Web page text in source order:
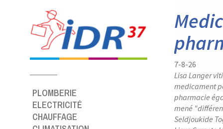
PLOMBERIE
ELECTRICITÉ
CHAUFFAGE
7-8-26
Lisa Langer
medicament
pharmacie
mené
Seldjoukide